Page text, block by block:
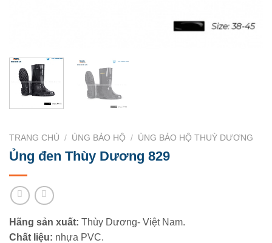
TRANG CHỦ / ỦNG BẢO HỘ / ỦNG BẢO HỘ THUỲ DƯƠNG
Ủng đen Thùy Dương 829
Hãng sản xuất: Thùy Dương- Việt Nam.
Chất liệu: nhựa PVC.